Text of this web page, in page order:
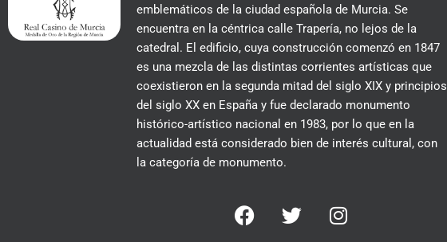
emblemáticos de la ciudad española de Murcia. Se
encuentra en la céntrica calle Trapería, no lejos de la
catedral. El edificio, cuya construcción comenzó en 1847
es una mezcla de las distintas corrientes artísticas que
coexistieron en la segunda mitad del siglo XIX y principios
del siglo XX en España y fue declarado monumento
histórico-artístico nacional en 1983, por lo que en la
actualidad está considerado bien de interés cultural, con
la categoría de monumento.
F
a
T
w
I
n